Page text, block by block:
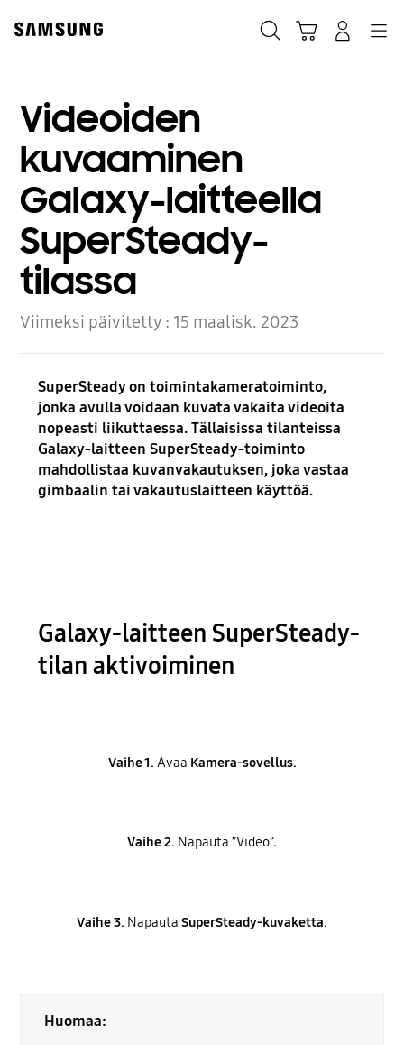
content
Videoiden
kuvaaminen
Galaxy-laitteella
SuperSteady-
tilassa
Viimeksi päivitetty : 15 maalisk. 2023
SuperSteady on toimintakameratoiminto,
jonka avulla voidaan kuvata vakaita videoita
nopeasti liikuttaessa. Tällaisissa tilanteissa
Galaxy-laitteen SuperSteady-toiminto
mahdollistaa kuvanvakautuksen, joka vastaa
gimbaalin tai vakautuslaitteen käyttöä.
Galaxy-laitteen SuperSteady-
tilan aktivoiminen
Vaihe 1. Avaa Kamera-sovellus.
Vaihe 2. Napauta ”Video”.
Vaihe 3. Napauta SuperSteady-kuvaketta.
Huomaa: